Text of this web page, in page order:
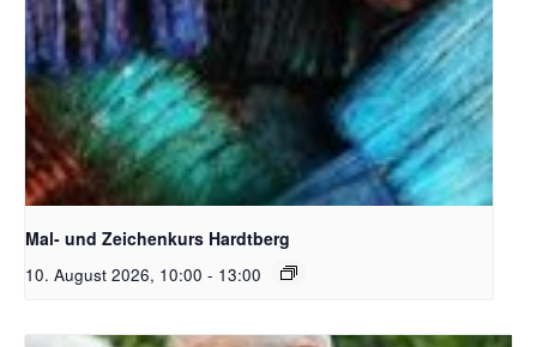
Unsplash_RhondaK Native Florida Folk Artist
Mal- und Zeichenkurs Hardtberg
10. August 2026, 10:00 - 13:00